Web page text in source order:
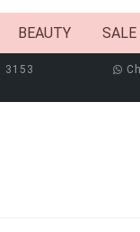
BEAUTY SALE
3153